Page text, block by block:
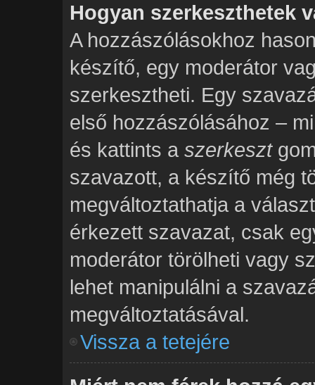
Hogyan szerkeszthetek
A hozzászólásokhoz
készítő, egy moderátor
szerkesztheti. Egy
első hozzászólásához –
és kattints a szerkeszt
szavazott, a készítő még
megváltoztathatja a
érkezett szavazat, csak
moderátor törölheti vagy
lehet manipulálni a
megváltoztatásával.
Vissza a tetejére